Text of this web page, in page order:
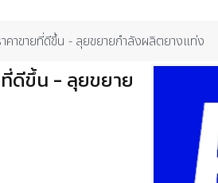
าขายที่ดีขึ้น - ลุยขยายกำลังผลิตยางแท่ง
ที่ดีขึ้น - ลุยขยาย